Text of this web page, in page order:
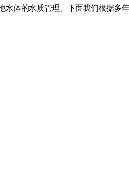
体的水质管理。下面我们根据多